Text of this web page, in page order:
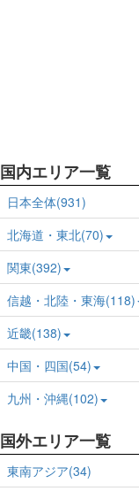
国内エリア一覧
日本全体(931)
北海道・東北(70)
関東(392)
信越・北陸・東海(118)
近畿(138)
中国・四国(54)
九州・沖縄(102)
国外エリア一覧
東南アジア(34)